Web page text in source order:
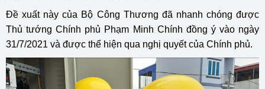
Đề xuất này của Bộ Công Thương đã nhanh chóng được
Thủ tướng Chính phủ Phạm Minh Chính đồng ý vào ngày
31/7/2021 và được thể hiện qua nghị quyết của Chính phủ.